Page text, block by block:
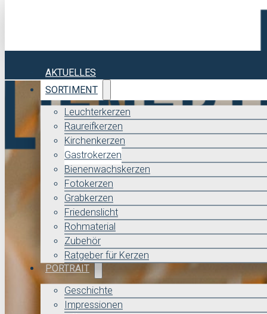
AKTUELLES
SORTIMENT
Leuchterkerzen
Raureifkerzen
Kirchenkerzen
Gastrokerzen
Bienenwachskerzen
Fotokerzen
Grabkerzen
Friedenslicht
Rohmaterial
Zubehör
Ratgeber für Kerzen
PORTRAIT
Geschichte
Impressionen